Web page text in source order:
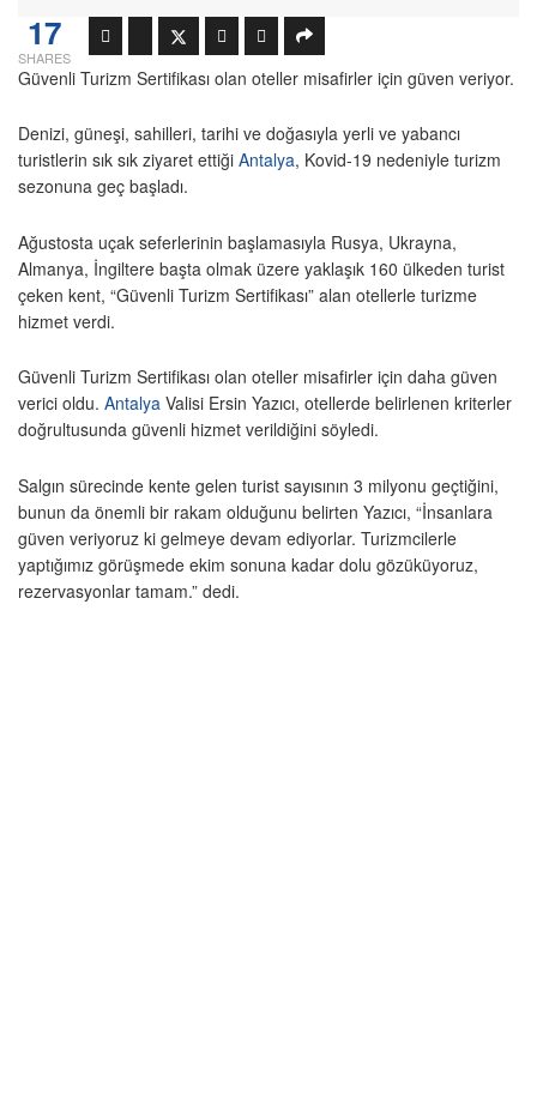
17
SHARES
Güvenli Turizm Sertifikası olan oteller misafirler için güven veriyor.
Denizi, güneşi, sahilleri, tarihi ve doğasıyla yerli ve yabancı
turistlerin sık sık ziyaret ettiği Antalya, Kovid-19 nedeniyle turizm
sezonuna geç başladı.
Ağustosta uçak seferlerinin başlamasıyla Rusya, Ukrayna,
Almanya, İngiltere başta olmak üzere yaklaşık 160 ülkeden turist
çeken kent, “Güvenli Turizm Sertifikası” alan otellerle turizme
hizmet verdi.
Güvenli Turizm Sertifikası olan oteller misafirler için daha güven
verici oldu. Antalya Valisi Ersin Yazıcı, otellerde belirlenen kriterler
doğrultusunda güvenli hizmet verildiğini söyledi.
Salgın sürecinde kente gelen turist sayısının 3 milyonu geçtiğini,
bunun da önemli bir rakam olduğunu belirten Yazıcı, “İnsanlara
güven veriyoruz ki gelmeye devam ediyorlar. Turizmcilerle
yaptığımız görüşmede ekim sonuna kadar dolu gözüküyoruz,
rezervasyonlar tamam.” dedi.